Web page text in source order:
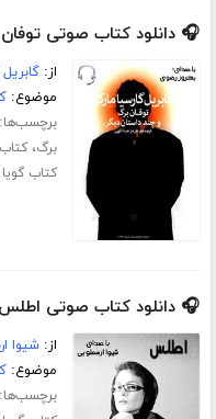
🎧 دانلود کتاب صوتی
از:گابریل
موضوع:
برگ،
کتاب
🎧 دانلود کتاب صوتی اطلس
از:شیوا
موضوع: